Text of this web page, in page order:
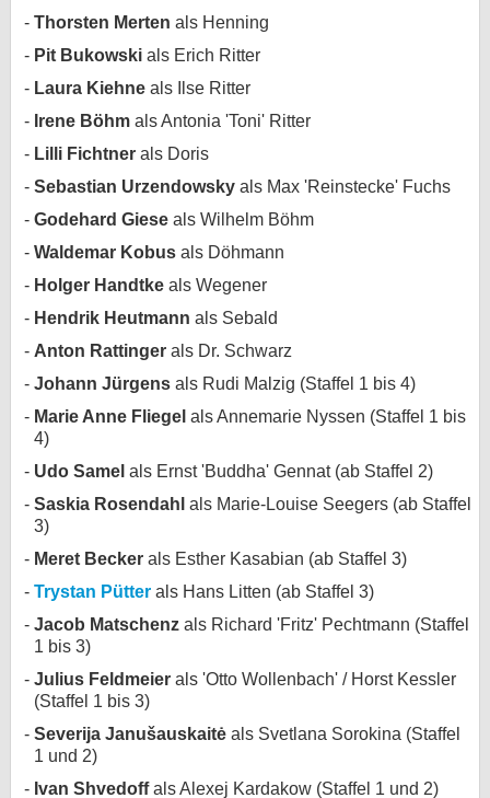
Thorsten Merten als Henning
Pit Bukowski als Erich Ritter
Laura Kiehne als Ilse Ritter
Irene Böhm als Antonia 'Toni' Ritter
Lilli Fichtner als Doris
Sebastian Urzendowsky als Max 'Reinstecke' Fuchs
Godehard Giese als Wilhelm Böhm
Waldemar Kobus als Döhmann
Holger Handtke als Wegener
Hendrik Heutmann als Sebald
Anton Rattinger als Dr. Schwarz
Johann Jürgens als Rudi Malzig (Staffel 1 bis 4)
Marie Anne Fliegel als Annemarie Nyssen (Staffel 1 bis
4)
Udo Samel als Ernst 'Buddha' Gennat (ab Staffel 2)
Saskia Rosendahl als Marie-Louise Seegers (ab Staffel
3)
Meret Becker als Esther Kasabian (ab Staffel 3)
Trystan Pütter als Hans Litten (ab Staffel 3)
Jacob Matschenz als Richard 'Fritz' Pechtmann (Staffel
1 bis 3)
Julius Feldmeier als 'Otto Wollenbach' / Horst Kessler
(Staffel 1 bis 3)
Severija Janušauskaitė als Svetlana Sorokina (Staffel
1 und 2)
Ivan Shvedoffals Alexej Kardakow (Staffel 1 und 2)